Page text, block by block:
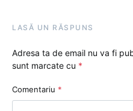
LASĂ UN RĂSPUNS
Adresa ta de email nu va fi
sunt marcate cu *
Comentariu *